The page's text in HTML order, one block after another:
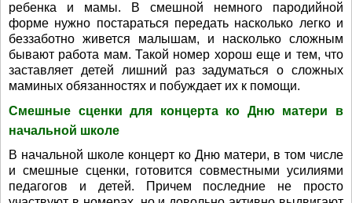
ребенка и мамы. В смешной немного пародийной
форме нужно постараться передать насколько легко и
беззаботно живется малышам, и насколько сложным
бывают работа мам. Такой номер хорош еще и тем, что
заставляет детей лишний раз задуматься о сложных
маминых обязанностях и побуждает их к помощи.
Смешные сценки для концерта ко Дню матери в
начальной школе
В начальной школе концерт ко Дню матери, в том числе
и смешные сценки, готовится совместными усилиями
педагогов и детей. Причем последние не просто